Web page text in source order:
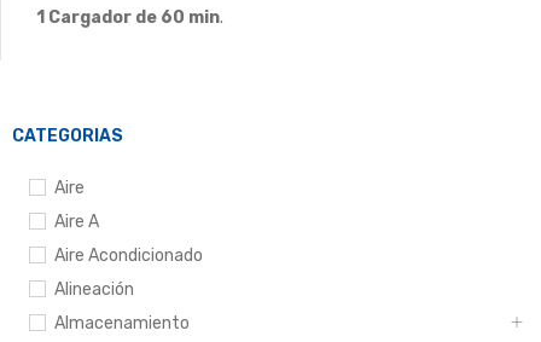
CATEGORIAS
Aire
Aire A
Aire Acondicionado
Alineación
Almacenamiento
1 Cargador de 60 min.